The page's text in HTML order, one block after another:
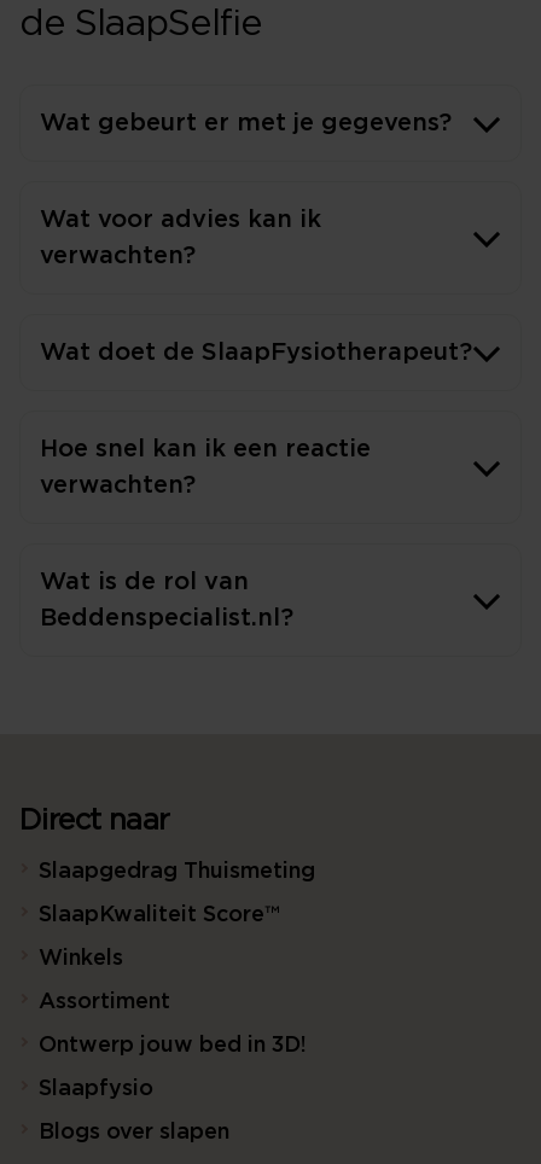
de SlaapSelfie
Wat gebeurt er met je gegevens?
Wat voor advies kan ik
verwachten?
Wat doet de SlaapFysiotherapeut?
Hoe snel kan ik een reactie
verwachten?
Wat is de rol van
Beddenspecialist.nl?
Direct naar
Slaapgedrag Thuismeting
SlaapKwaliteit Score™
Winkels
Assortiment
Ontwerp jouw bed in 3D!
Slaapfysio
Blogs over slapen